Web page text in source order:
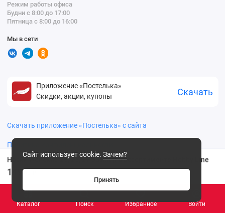
Каталог Поиск Избранное Войти
Носки женские 23, 25, 27 размер в ассортименте Hobby Line
149 .00 ₽
Сайт использует cookie. Зачем?
Принять
Режим работы офиса
Будни с 8:00 до 17:00
Пятница с 8:00 до 16:00
Мы в сети
Приложение «Постелька»
Скидки, акции, купоны
Скачать
Скачать приложение «Постелька» с сайта
Политика конфиденциальности